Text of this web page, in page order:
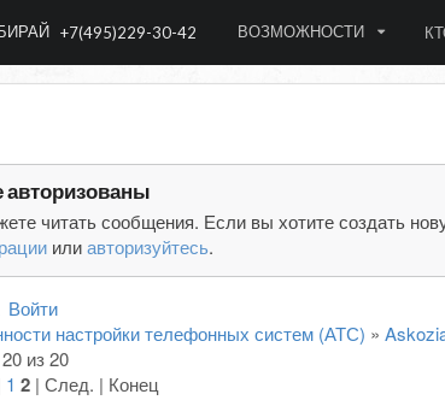
+7(495)229-30-42 ВОЗМОЖНОСТИ
авторизованы
читать сообщения. Если вы хотите создать
илиавторизуйтесь.
Войти
настройки телефонных систем (АТС) »
из 20
1 2| След. | Конец